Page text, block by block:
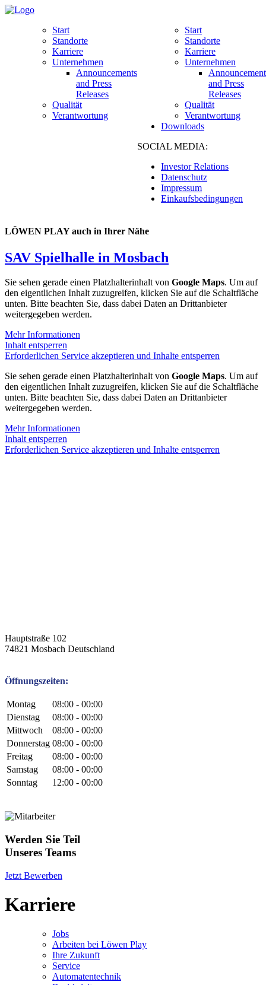
Start
Standorte
Karriere
Unternehmen
Announcements
and Press
Releases
Qualität
Verantwortung
Start
Standorte
Karriere
Unternehmen
and Press
Releases
Qualität
Verantwortung
Downloads
SOCIAL MEDIA:
Investor Relations
Datenschutz
Impressum
Einkaufsbedingungen
LÖWEN PLAY auch in Ihrer Nähe
SAV Spielhalle in Mosbach
Sie sehen gerade einen Platzhalterinhalt von Google Maps. Um auf
den eigentlichen Inhalt zuzugreifen, klicken Sie auf die Schaltfläche
unten. Bitte beachten Sie, dass dabei Daten an Drittanbieter
weitergegeben werden.
Mehr Informationen
Inhalt entsperren
Erforderlichen Service akzeptieren und Inhalte entsperren
Sie sehen gerade einen Platzhalterinhalt von Google Maps. Um auf
den eigentlichen Inhalt zuzugreifen, klicken Sie auf die Schaltfläche
unten. Bitte beachten Sie, dass dabei Daten an Drittanbieter
weitergegeben werden.
Mehr Informationen
Inhalt entsperren
Erforderlichen Service akzeptieren und Inhalte entsperren
Hauptstraße 102
74821 Mosbach Deutschland
Öffnungszeiten:
Montag
08:00 - 00:00
Dienstag
08:00 - 00:00
Mittwoch
08:00 - 00:00
Donnerstag 08:00 - 00:00
Freitag
08:00 - 00:00
Samstag
08:00 - 00:00
Sonntag
12:00 - 00:00
Werden Sie Teil
Unseres Teams
Jetzt Bewerben
Karriere
Jobs
Arbeiten bei Löwen Play
Ihre Zukunft
Service
Automatentechnik